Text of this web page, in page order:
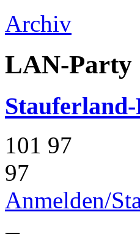
Archiv
LAN-Party
101 97
97
Anmelden/